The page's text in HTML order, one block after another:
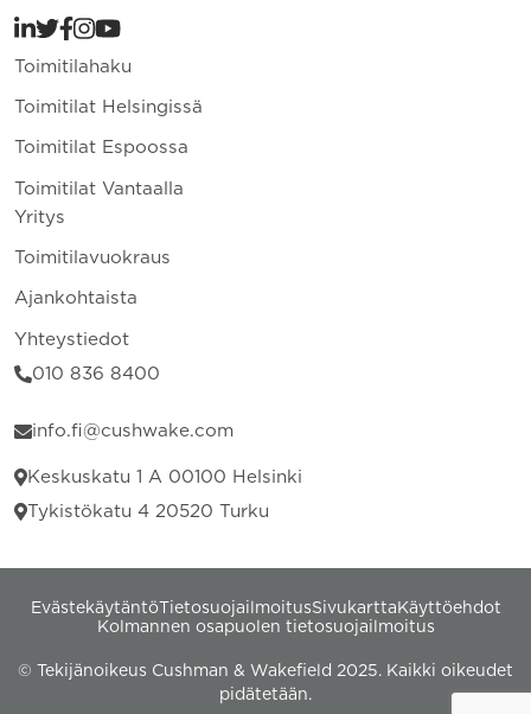
Toimitilahaku
Toimitilat Helsingissä
Toimitilat Espoossa
Toimitilat Vantaalla
Yritys
Toimitilavuokraus
Ajankohtaista
Yhteystiedot
010 836 8400
info.fi@cushwake.com
Keskuskatu 1 A 00100 Helsinki
Tykistökatu 4 20520 Turku
EvästekäytäntöTietosuojailmoitusSivukartta Käyttöehdot
Kolmannen osapuolen tietosuojailmoitus
© Tekijänoikeus Cushman & Wakefield 2025. Kaikki oikeudet
pidätetään.